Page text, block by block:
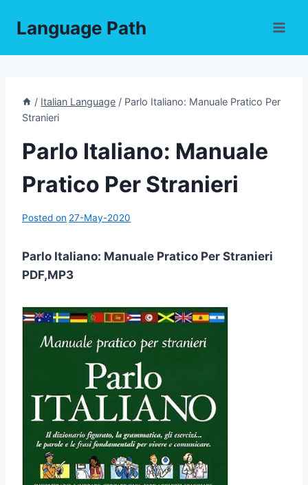
Language Path
/ Italian Language / Parlo Italiano: Manuale Pratico Per
Stranieri
Parlo Italiano: Manuale
Pratico Per Stranieri
Posted on 27-May-2020
Parlo Italiano: Manuale Pratico Per Stranieri
PDF,MP3